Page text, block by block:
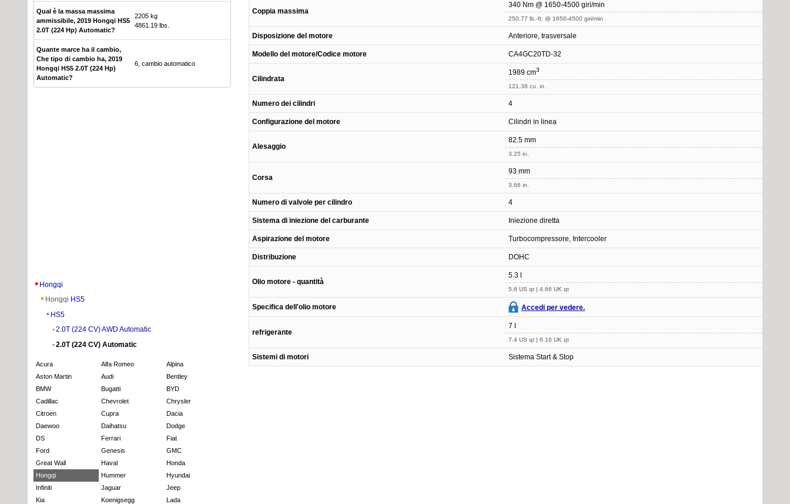
Qual è la massa massima
ammissibile, 2019 Hongqi HS5
2.0T (224 Hp) Automatic?
2205 kg
4861.19 lbs.
Quante marce ha il cambio,
Che tipo di cambio ha, 2019
Hongqi HS5 2.0T (224 Hp)
Automatic?
6, cambio automatico
Hongqi
Hongqi HS5
HS5
2.0T (224 CV) AWD Automatic
2.0T (224 CV) Automatic
Acura Alfa Romeo
Alpina
Aston Martin
Audi
Bentley
BMW
Bugatti
BYD
Cadillac
Chevrolet
Chrysler
Citroen
Cupra
Dacia
Daewoo
Daihatsu
Dodge
DS
Ferrari
Fiat
Ford
Genesis
GMC
Great Wall
Haval
Honda
Hongqi
Hummer
Hyundai
Infiniti
Jaguar
Jeep
Kia
Koenigsegg
Lada
Coppia massima
340 Nm @ 1650-4500 giri/min
250.77 lb.-ft. @ 1650-4500 giri/min
Disposizione del motore Anteriore, trasversale
Modello del motore/Codice motore CA4GC20TD-32
Cilindrata
1989 cm3
121.38 cu. in.
Numero dei cilindri 4
Configurazione del motore Cilindri in linea
Alesaggio
82.5 mm
3.25 in.
Corsa
93 mm
3.66 in.
Numero di valvole per cilindro 4
Sistema di iniezione del carburante Iniezione diretta
Aspirazione del motore Turbocompressore, Intercooler
Distribuzione DOHC
Olio motore - quantità
5.3 l
5.6 US qt | 4.66 UK qt
Specifica dell'olio motore Accedi per vedere.
refrigerante
7 l
7.4 US qt | 6.16 UK qt
Sistemi di motori Sistema Start & Stop